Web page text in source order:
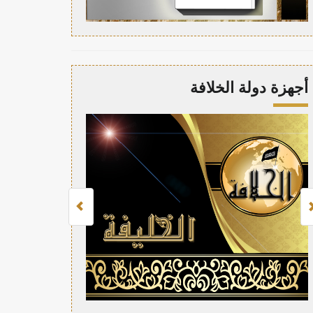
أجهزة دولة الخلافة